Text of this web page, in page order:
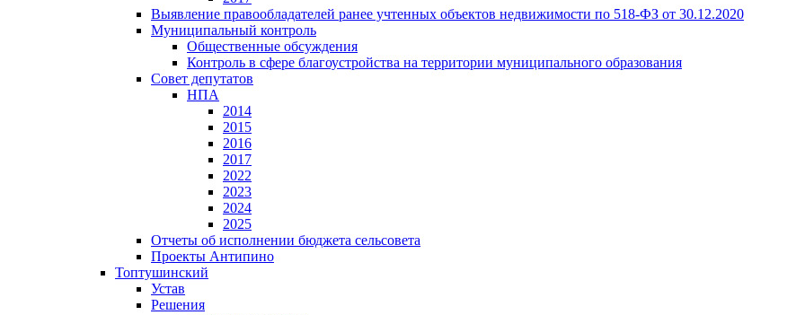
Выявление правообладателей ранее учтенных объектов недвижимости по 518-ФЗ от 30.12.2020
Муниципальный контроль
Общественные обсуждения
Контроль в сфере благоустройства на территории муниципального образования
Совет депутатов
НПА
2014
2015
2016
2017
2022
2023
2024
2025
Отчеты об исполнении бюджета сельсовета
Проекты Антипино
Топтушинский
Устав
Решения